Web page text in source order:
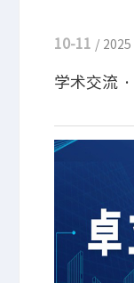
10-11 / 2025
学术交流
学术交流 | 卓